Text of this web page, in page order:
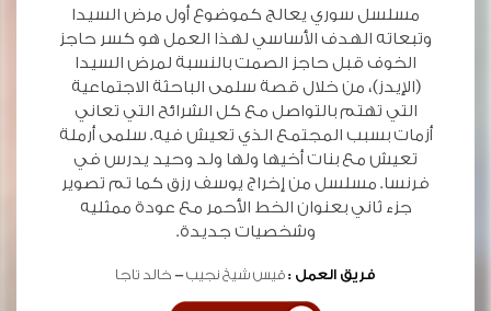
مسلسل سوري يعالج كموضوع أول مرض السيدا
وتبعاته الهدف الأساسي لهذا العمل هو كسر حاجز
الخوف قبل حاجز الصمت بالنسبة لمرض السيدا
(الإيدز)، من خلال قصة سلمى الباحثة الاجتماعية
التي تهتم بالتواصل مع كل الشرائح التي تعاني
أزمات بسبب المجتمع الذي تعيش فيه. سلمى أرملة
تعيش مع بنات أخيها ولها ولد وحيد يدرس في
فرنسا. مسلسل من إخراج يوسف رزق كما تم تصوير
جزء ثاني بعنوان الخط الأحمر مع عودة ممثليه
وشخصيات جديدة.
فريق العمل :قيس شيخ نجيب خالد تاجا